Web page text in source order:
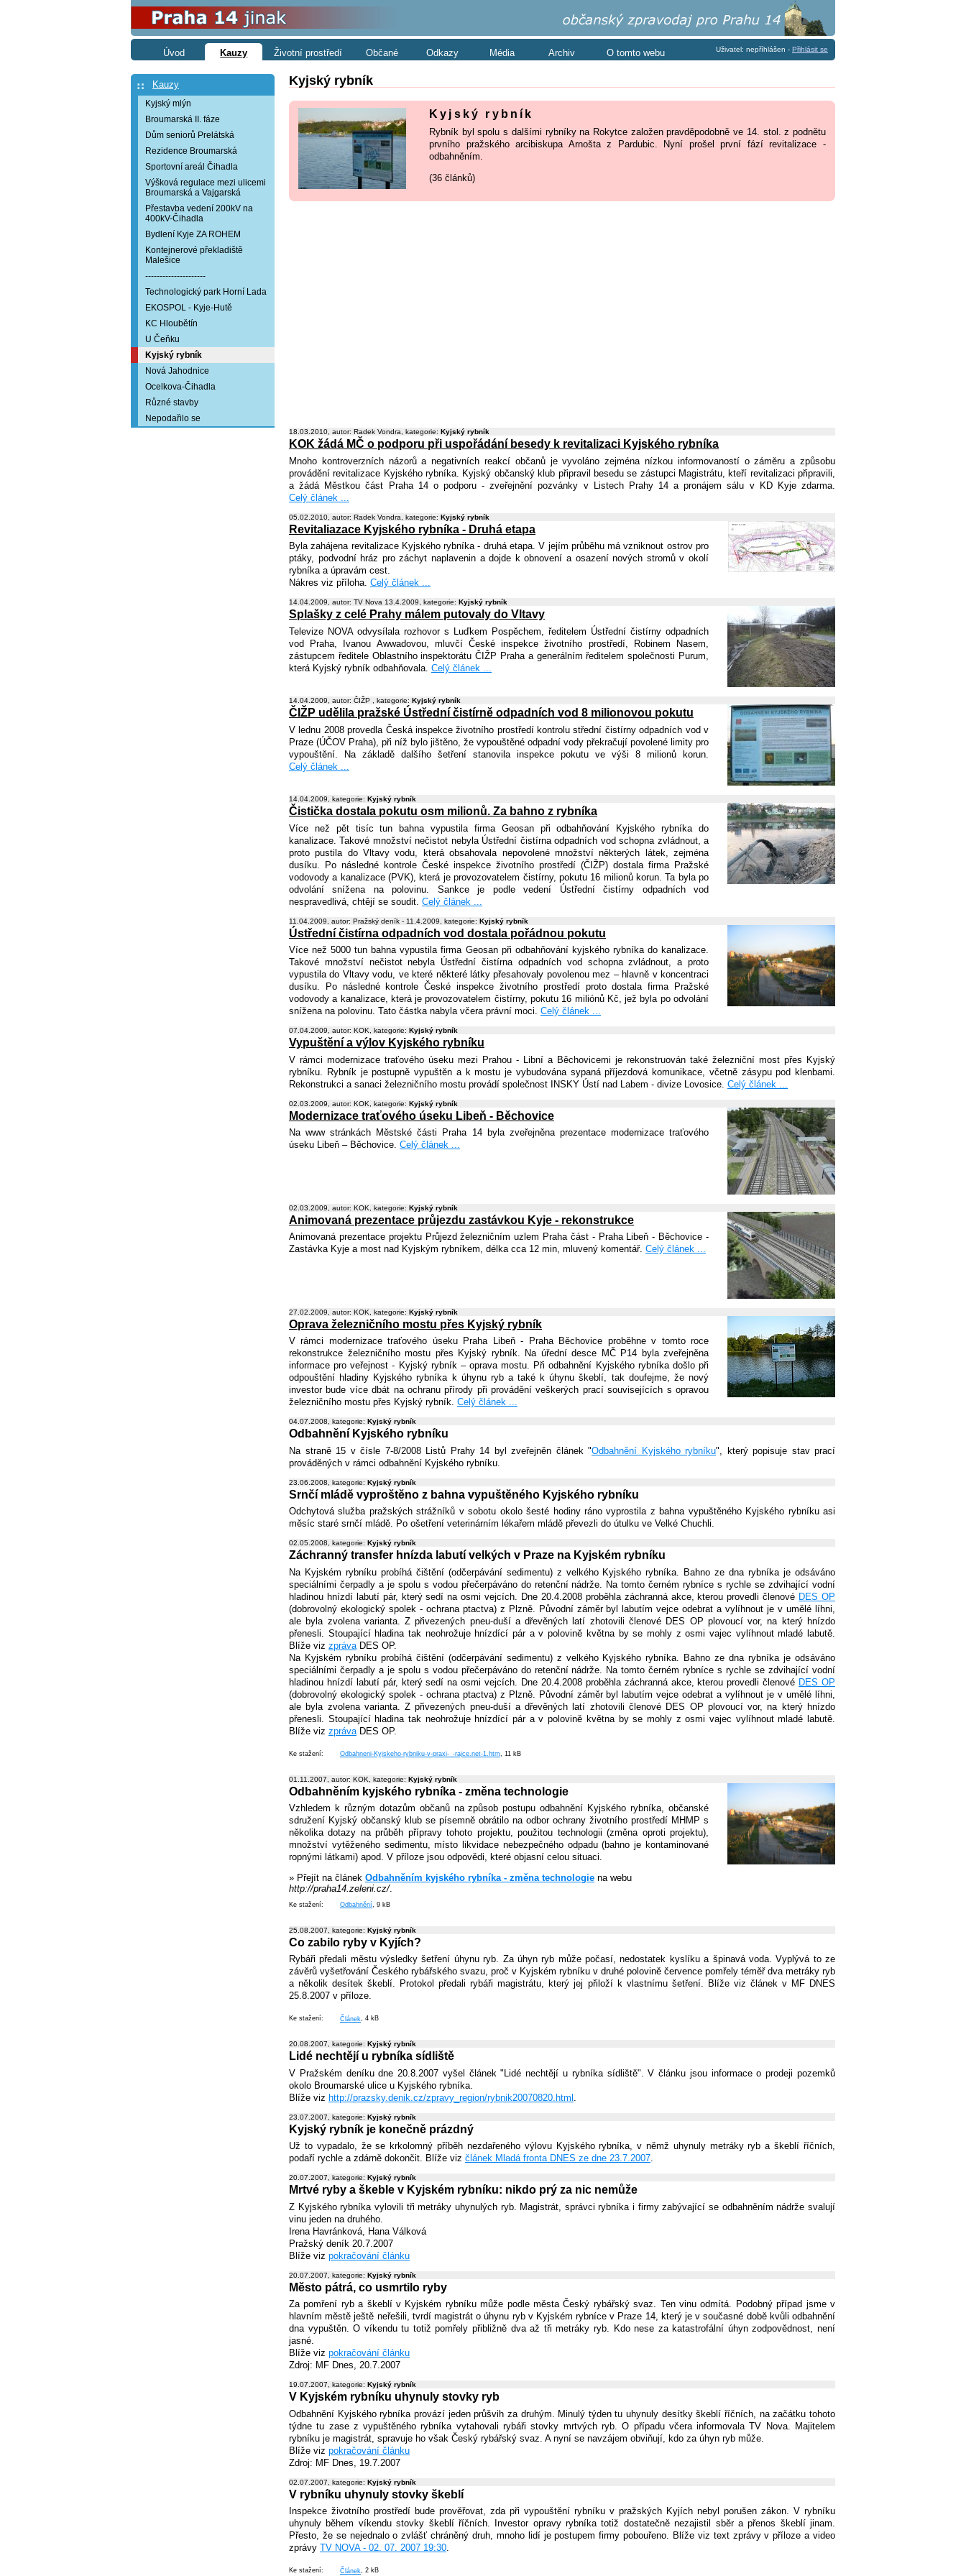
Úvod Kauzy Životní prostředí Občané Odkazy Média Archiv O tomto webu
Kauzy
Kyjský mlýn
Broumarská II. fáze
Dům seniorů Prelátská
Rezidence Broumarská
Sportovní areál Čihadla
Výšková regulace mezi ulicemi
Broumarská a Vajgarská
Přestavba vedení 200kV na
400kV-Čihadla
Bydlení Kyje ZA ROHEM
Kontejnerové překladiště
Malešice
---------------------
Technologický park Horní Lada
EKOSPOL - Kyje-Hutě
KC Hloubětín
U Čeňku
Kyjský rybník
Nová Jahodnice
Ocelkova-Čihadla
Různé stavby
Nepodařilo se
Kyjský rybník
Kyjský rybník
Rybník byl spolu s dalšími rybníky na Rokytce založen pravděpodobně ve 14. stol. z podnětu
prvního pražského arcibiskupa Arnošta z Pardubic. Nyní prošel první fází revitalizace -
odbahněním.
(36 článků)
18.03.2010, autor: Radek Vondra, kategorie: Kyjský rybník
KOK žádá MČ o podporu při uspořádání besedy k revitalizaci Kyjského rybníka
Mnoho kontroverzních názorů a negativních reakcí občanů je vyvoláno zejména nízkou informovaností o záměru a způsobu
provádění revitalizace Kyjského rybníka. Kyjský občanský klub připravil besedu se zástupci Magistrátu, kteří revitalizaci připravili,
a žádá Městkou část Praha 14 o podporu - zveřejnění pozvánky v Listech Prahy 14 a pronájem sálu v KD Kyje zdarma.
Celý článek ...
05.02.2010, autor: Radek Vondra, kategorie: Kyjský rybník
Revitaliazace Kyjského rybníka - Druhá etapa
Byla zahájena revitalizace Kyjského rybníka - druhá etapa. V jejím průběhu má vzniknout ostrov pro
ptáky, podvodní hráz pro záchyt naplavenin a dojde k obnovení a osazení nových stromů v okolí
rybníka a úpravám cest.
Nákres viz příloha. Celý článek ...
14.04.2009, autor: TV Nova 13.4.2009, kategorie: Kyjský rybník
Splašky z celé Prahy málem putovaly do Vltavy
Televize NOVA odvysílala rozhovor s Luďkem Pospěchem, ředitelem Ústřední čistírny odpadních
vod Praha, Ivanou Awwadovou, mluvčí České inspekce životního prostředí, Robinem Nasem,
zástupcem ředitele Oblastního inspektorátu ČIŽP Praha a generálním ředitelem společnosti Purum,
která Kyjský rybník odbahňovala. Celý článek ...
14.04.2009, autor: ČIŽP , kategorie: Kyjský rybník
ČIŽP udělila pražské Ústřední čistírně odpadních vod 8 milionovou pokutu
V lednu 2008 provedla Česká inspekce životního prostředí kontrolu střední čistírny odpadních vod v
Praze (ÚČOV Praha), při níž bylo jištěno, že vypouštěné odpadní vody překračují povolené limity pro
vypouštění. Na základě dalšího šetření stanovila inspekce pokutu ve výši 8 milionů korun.
Celý článek ...
14.04.2009, kategorie: Kyjský rybník
Čistička dostala pokutu osm milionů. Za bahno z rybníka
Více než pět tisíc tun bahna vypustila firma Geosan při odbahňování Kyjského rybníka do
kanalizace. Takové množství nečistot nebyla Ústřední čistírna odpadních vod schopna zvládnout, a
proto pustila do Vltavy vodu, která obsahovala nepovolené množství některých látek, zejména
dusíku. Po následné kontrole České inspekce životního prostředí (ČIŽP) dostala firma Pražské
vodovody a kanalizace (PVK), která je provozovatelem čistírny, pokutu 16 milionů korun. Ta byla po
odvolání snížena na polovinu. Sankce je podle vedení Ústřední čistírny odpadních vod
nespravedlivá, chtějí se soudit. Celý článek ...
11.04.2009, autor: Pražský deník - 11.4.2009, kategorie: Kyjský rybník
Ústřední čistírna odpadních vod dostala pořádnou pokutu
Více než 5000 tun bahna vypustila firma Geosan při odbahňování kyjského rybníka do kanalizace.
Takové množství nečistot nebyla Ústřední čistírna odpadních vod schopna zvládnout, a proto
vypustila do Vltavy vodu, ve které některé látky přesahovaly povolenou mez – hlavně v koncentraci
dusíku. Po následné kontrole České inspekce životního prostředí proto dostala firma Pražské
vodovody a kanalizace, která je provozovatelem čistírny, pokutu 16 miliónů Kč, jež byla po odvolání
snížena na polovinu. Tato částka nabyla včera právní moci. Celý článek ...
07.04.2009, autor: KOK, kategorie: Kyjský rybník
Vypuštění a výlov Kyjského rybníku
V rámci modernizace traťového úseku mezi Prahou - Libní a Běchovicemi je rekonstruován také železniční most přes Kyjský
rybníku. Rybník je postupně vypuštěn a k mostu je vybudována sypaná příjezdová komunikace, včetně zásypu pod klenbami.
Rekonstrukci a sanaci železničního mostu provádí společnost INSKY Ústí nad Labem - divize Lovosice. Celý článek ...
02.03.2009, autor: KOK, kategorie: Kyjský rybník
Modernizace traťového úseku Libeň - Běchovice
Na www stránkách Městské části Praha 14 byla zveřejněna prezentace modernizace traťového
úseku Libeň – Běchovice. Celý článek ...
02.03.2009, autor: KOK, kategorie: Kyjský rybník
Animovaná prezentace průjezdu zastávkou Kyje - rekonstrukce
Animovaná prezentace projektu Průjezd železničním uzlem Praha část - Praha Libeň - Běchovice -
Zastávka Kyje a most nad Kyjským rybníkem, délka cca 12 min, mluvený komentář. Celý článek ...
27.02.2009, autor: KOK, kategorie: Kyjský rybník
Oprava železničního mostu přes Kyjský rybník
V rámci modernizace traťového úseku Praha Libeň - Praha Běchovice proběhne v tomto roce
rekonstrukce železničního mostu přes Kyjský rybník. Na úřední desce MČ P14 byla zveřejněna
informace pro veřejnost - Kyjský rybník – oprava mostu. Při odbahnění Kyjského rybníka došlo při
odpouštění hladiny Kyjského rybníka k úhynu ryb a také k úhynu škeblí, tak doufejme, že nový
investor bude více dbát na ochranu přírody při provádění veškerých prací souvisejících s opravou
železničního mostu přes Kyjský rybník. Celý článek ...
04.07.2008, kategorie: Kyjský rybník
Odbahnění Kyjského rybníku
Na straně 15 v čísle 7-8/2008 Listů Prahy 14 byl zveřejněn článek "Odbahnění Kyjského rybníku", který popisuje stav prací
prováděných v rámci odbahnění Kyjského rybníku.
23.06.2008, kategorie: Kyjský rybník
Srnčí mládě vyproštěno z bahna vypuštěného Kyjského rybníku
Odchytová služba pražských strážníků v sobotu okolo šesté hodiny ráno vyprostila z bahna vypuštěného Kyjského rybníku asi
měsíc staré srnčí mládě. Po ošetření veterinárním lékařem mládě převezli do útulku ve Velké Chuchli.
02.05.2008, kategorie: Kyjský rybník
Záchranný transfer hnízda labutí velkých v Praze na Kyjském rybníku
Na Kyjském rybníku probíhá čištění (odčerpávání sedimentu) z velkého Kyjského rybníka. Bahno ze dna rybníka je odsáváno
speciálními čerpadly a je spolu s vodou přečerpáváno do retenční nádrže. Na tomto černém rybníce s rychle se zdvihající vodní
hladinou hnízdí labutí pár, který sedí na osmi vejcích. Dne 20.4.2008 proběhla záchranná akce, kterou provedli členové DES OP
(dobrovolný ekologický spolek - ochrana ptactva) z Plzně. Původní záměr byl labutím vejce odebrat a vylíhnout je v umělé líhni,
ale byla zvolena varianta. Z přivezených pneu-duší a dřevěných latí zhotovili členové DES OP plovoucí vor, na který hnízdo
přenesli. Stoupající hladina tak neohrožuje hnízdící pár a v polovině května by se mohly z osmi vajec vylíhnout mladé labutě.
Blíže viz zpráva DES OP.
Na Kyjském rybníku probíhá čištění (odčerpávání sedimentu) z velkého Kyjského rybníka. Bahno ze dna rybníka je odsáváno
speciálními čerpadly a je spolu s vodou přečerpáváno do retenční nádrže. Na tomto černém rybníce s rychle se zdvihající vodní
hladinou hnízdí labutí pár, který sedí na osmi vejcích. Dne 20.4.2008 proběhla záchranná akce, kterou provedli členové DES OP
(dobrovolný ekologický spolek - ochrana ptactva) z Plzně. Původní záměr byl labutím vejce odebrat a vylíhnout je v umělé líhni,
ale byla zvolena varianta. Z přivezených pneu-duší a dřevěných latí zhotovili členové DES OP plovoucí vor, na který hnízdo
přenesli. Stoupající hladina tak neohrožuje hnízdící pár a v polovině května by se mohly z osmi vajec vylíhnout mladé labutě.
Blíže viz zpráva DES OP.
Ke stažení: Odbahneni-Kyjskeho-rybniku-v-praxi-_-rajce.net-1.htm , 11 kB
01.11.2007, autor: KOK, kategorie: Kyjský rybník
Odbahněním kyjského rybníka - změna technologie
Vzhledem k různým dotazům občanů na způsob postupu odbahnění Kyjského rybníka, občanské
sdružení Kyjský občanský klub se písemně obrátilo na odbor ochrany životního prostředí MHMP s
několika dotazy na průběh přípravy tohoto projektu, použitou technologii (změna oproti projektu),
množství vytěženého sedimentu, místo likvidace nebezpečného odpadu (bahno je kontaminované
ropnými látkami) apod. V příloze jsou odpovědi, které objasní celou situaci.
» Přejít na článek Odbahněním kyjského rybníka - změna technologie na webu
http://praha14.zeleni.cz/.
Ke stažení: Odbahnění , 9 kB
25.08.2007, kategorie: Kyjský rybník
Co zabilo ryby v Kyjích?
Rybáři předali městu výsledky šetření úhynu ryb. Za úhyn ryb může počasí, nedostatek kyslíku a špinavá voda. Vyplývá to ze
závěrů vyšetřování Českého rybářského svazu, proč v Kyjském rybníku v druhé polovině července pomřely téměř dva metráky ryb
a několik desítek škeblí. Protokol předali rybáři magistrátu, který jej přiloží k vlastnímu šetření. Blíže viz článek v MF DNES
25.8.2007 v příloze.
Ke stažení: Článek, 4 kB
20.08.2007, kategorie: Kyjský rybník
Lidé nechtějí u rybníka sídliště
V Pražském deníku dne 20.8.2007 vyšel článek "Lidé nechtějí u rybníka sídliště". V článku jsou informace o prodeji pozemků
okolo Broumarské ulice u Kyjského rybníka.
Blíže viz http://prazsky.denik.cz/zpravy_region/rybnik20070820.html
23.07.2007, kategorie: Kyjský rybník
Kyjský rybník je konečně prázdný
Už to vypadalo, že se krkolomný příběh nezdařeného výlovu Kyjského rybníka, v němž uhynuly metráky ryb a škeblí říčních,
podaří rychle a zdárně dokončit. Blíže viz článek Mladá fronta DNES ze dne 23.7.2007.
20.07.2007, kategorie: Kyjský rybník
Mrtvé ryby a škeble v Kyjském rybníku: nikdo prý za nic nemůže
Z Kyjského rybníka vylovili tři metráky uhynulých ryb. Magistrát, správci rybníka i firmy zabývající se odbahněním nádrže svalují
vinu jeden na druhého.
Irena Havránková, Hana Válková
Pražský deník 20.7.2007
Blíže viz pokračování článku
20.07.2007, kategorie: Kyjský rybník
Město pátrá, co usmrtilo ryby
Za pomření ryb a škeblí v Kyjském rybníku může podle města Český rybářský svaz. Ten vinu odmítá. Podobný případ jsme v
hlavním městě ještě neřešili, tvrdí magistrát o úhynu ryb v Kyjském rybníce v Praze 14, který je v současné době kvůli odbahnění
dna vypuštěn. O víkendu tu totiž pomřely přibližně dva až tři metráky ryb. Kdo nese za katastrofální úhyn zodpovědnost, není
jasné.
Blíže viz pokračování článku
Zdroj: MF Dnes, 20.7.2007
19.07.2007, kategorie: Kyjský rybník
V Kyjském rybníku uhynuly stovky ryb
Odbahnění Kyjského rybníka provází jeden průšvih za druhým. Minulý týden tu uhynuly desítky škeblí říčních, na začátku tohoto
týdne tu zase z vypuštěného rybníka vytahovali rybáři stovky mrtvých ryb. O případu včera informovala TV Nova. Majitelem
rybníku je magistrát, spravuje ho však Český rybářský svaz. A nyní se navzájem obviňují, kdo za úhyn ryb může.
Blíže viz pokračování článku
Zdroj: MF Dnes, 19.7.2007
02.07.2007, kategorie: Kyjský rybník
V rybníku uhynuly stovky škeblí
Inspekce životního prostředí bude prověřovat, zda při vypouštění rybníku v pražských Kyjích nebyl porušen zákon. V rybníku
uhynuly během víkendu stovky škeblí říčních. Investor opravy rybníka totiž dostatečně nezajistil sběr a přenos škeblí jinam.
Přesto, že se nejednalo o zvlášť chráněný druh, mnoho lidí je postupem firmy pobouřeno. Blíže viz text zprávy v příloze a video
zprávy TV NOVA - 02. 07. 2007 19:30.
Ke stažení: Článek, 2 kB
Uživatel: nepříhlášen - Přihlásit se